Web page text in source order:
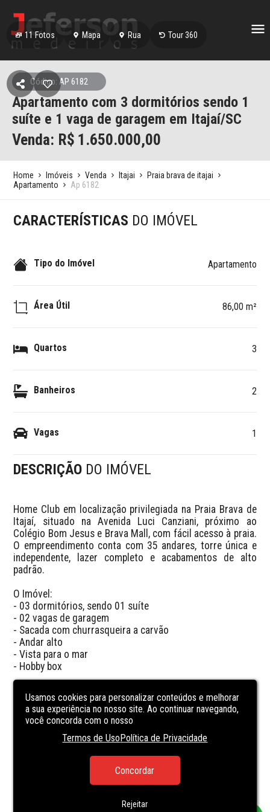
11 Fotos Mapa Rua Tour 360
Código: AP 6182
Apartamento com 3 dormitórios sendo 1
suíte e 1 vaga de garagem em Itajaí/SC
Venda: R$ 1.650.000,00
Home Imóveis Venda Itajai
Praia brava de itajai
Apartamento
Ap 6182
CARACTERÍSTICAS DO IMÓVEL
Tipo do Imóvel Apartamento
Área Útil 86,00 m²
Quartos 3
Banheiros 2
Vagas 1
DESCRIÇÃO DO IMÓVEL
Home Club em localização privilegiada na Praia Brava de
Itajaí, situado na Avenida Luci Canziani, próximo ao
Colégio Bom Jesus e Brava Mall, com fácil acesso à praia.
O empreendimento conta com 35 andares, torre única e
independente, lazer completo e acabamentos de alto
padrão.
O Imóvel:
- 03 dormitórios, sendo 01 suíte
- 02 vagas de garagem
- Sacada com churrasqueira a carvão
- Andar alto
- Vista para o mar
- Hobby box
- Valor: R$ 1.650.000,00
- Entrega Jun. 2026
CARACTERÍSTICASDA UNIDADE
Usamos cookies para personalizar conteúdos e melhorar
a sua experiência no nosso site. Ao continuar navegando,
você concorda com o nosso
Termos de UsoPolítica de Privacidade
Concordar
Rejeitar